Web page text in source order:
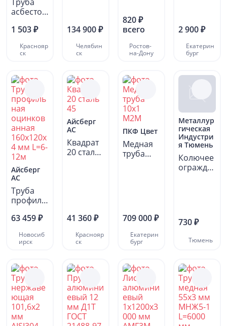
асбестоц
я Д-150
3.95...
1 503 ₽
Краснояр
ск
134 900 ₽
Челябин
ск
820 ₽
всего
Ростов-
на-Дону
2 900 ₽
Екатерин
бург
Айсберг
АС
Труба
профиль
оцинков
160х120х
63 459 ₽
Новосиб
ирск
Айсберг
АС
Квадрат
20 сталь
41 360 ₽
Краснояр
ск
ПКФ Цвет
Медная
труба
709 000 ₽
Екатерин
бург
Металлур
гическая
Индустри
я Тюмень
Колючее
огражде
730 ₽
Тюмень